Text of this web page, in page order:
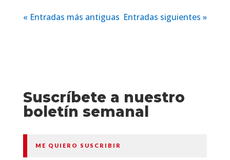
« Entradas más antiguas Entradas siguientes »
Suscríbete a nuestro
boletín semanal
ME QUIERO SUSCRIBIR